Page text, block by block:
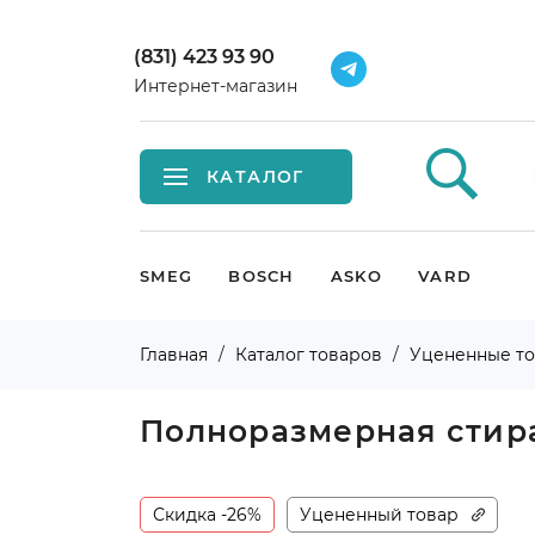
(831) 423 93 90
Интернет-магазин
КАТАЛОГ
Мойки и смесители
Климатическая техника
SMEG BOSCH ASKO VARD
Главная Каталог товаров Уцененные
Полноразмерная
Скидка -26%
Уцененный товар